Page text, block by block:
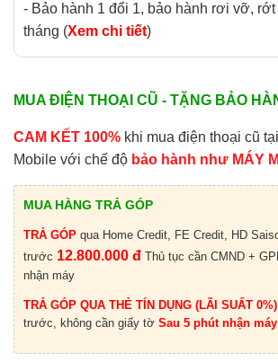
- Bảo hành 1 đổi 1, bảo hành rơi vỡ,
tháng (Xem chi tiết)
MUA ĐIỆN THOẠI CŨ - TẶNG BẢO
CAM KẾT 100% khi mua điện thoại cũ
Mobile với chế độ bảo hành như MÁY
MUA HÀNG TRẢ GÓP
TRẢ GÓP qua Home Credit, FE Credit, HD
trước 12.800.000 đ Thủ tục cần CMND +
nhận máy
TRẢ GÓP QUA THẺ TÍN DỤNG (LÃI SUẤT 0%)
trước, không cần giấy tờ Sau 5 phút nhận máy